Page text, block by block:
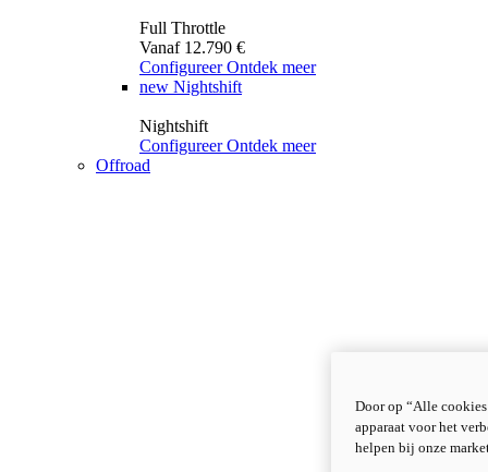
Full Throttle
Vanaf 12.790 €
Configureer Ontdek meer
new Nightshift
Nightshift
Configureer Ontdek meer
Offroad
Door op “Alle
apparaat voor het
helpen bij onze